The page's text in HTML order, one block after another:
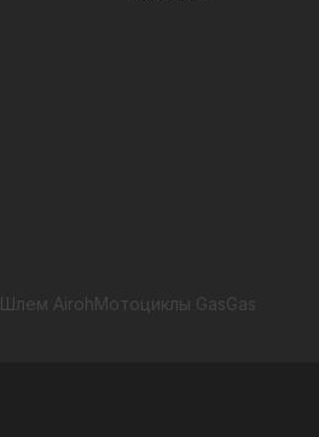
Шлем AirohМотоциклы GasGas